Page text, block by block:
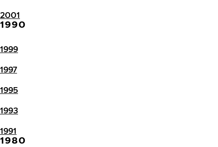
2001
1990
1999
1997
1995
1993
1991
1980